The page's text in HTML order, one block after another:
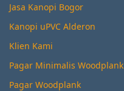
Jasa Kanopi Bogor
Kanopi uPVC Alderon
Klien Kami
Pagar Minimalis Woodplank
Pagar Woodplank